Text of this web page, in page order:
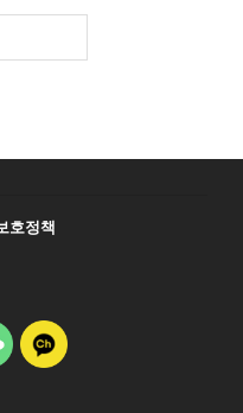
호정책